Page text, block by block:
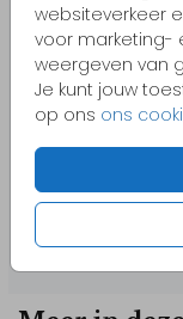
websiteverkeer
voor marketing-
weergeven van
Je kunt jouw
op ons ons
// Marvin & Puck